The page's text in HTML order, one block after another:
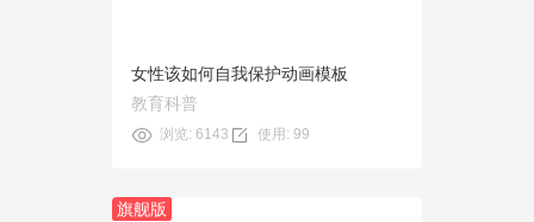
女性该如何自我保护动画模板
教育科普
浏览: 6143 使用: 99
旗舰版